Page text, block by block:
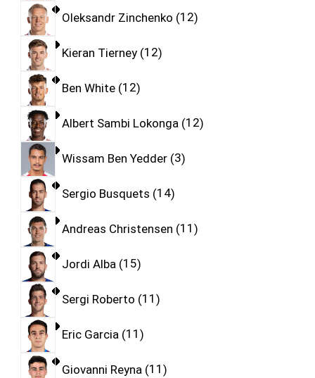
Oleksandr Zinchenko 12
Kieran Tierney 12
Ben White 12
Albert Sambi Lokonga 12
Wissam Ben Yedder 3
Sergio Busquets 14
Andreas Christensen 11
Jordi Alba 15
Sergi Roberto 11
Eric Garcia 11
Giovanni Reyna 11